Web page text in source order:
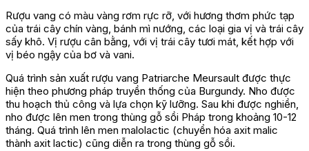
Rượu vang có màu vàng rơm rực rỡ, với hương thơm phức tạp
của trái cây chín vàng, bánh mì nướng, các loại gia vị và trái cây
sấy khô. Vị rượu cân bằng, với vị trái cây tươi mát, kết hợp với
vị béo ngậy của bơ và vani.
Quá trình sản xuất rượu vang Patriarche Meursault được thực
hiện theo phương pháp truyền thống của Burgundy. Nho được
thu hoạch thủ công và lựa chọn kỹ lưỡng. Sau khi được nghiền,
nho được lên men trong thùng gỗ sồi Pháp trong khoảng 10-12
tháng. Quá trình lên men malolactic (chuyển hóa axit malic
thành axit lactic) cũng diễn ra trong thùng gỗ sồi.